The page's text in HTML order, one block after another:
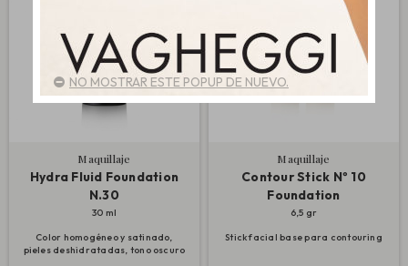
Maquillaje
Hydra Fluid Foundation
N.30
30 ml
Color homogéneo y satinado,
pieles deshidratadas, tono oscuro
Maquillaje
Contour Stick Nº 10
Foundation
6,5 gr
Stick facial base para contouring
NO MOSTRAR ESTE POPUP DE NUEVO.